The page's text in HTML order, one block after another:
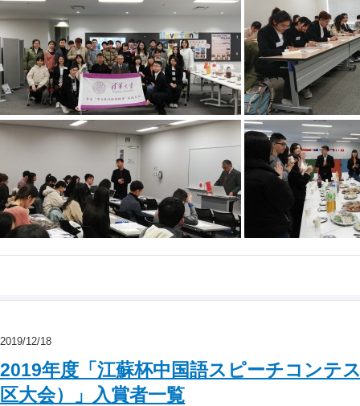
2019/12/18
2019年度「江蘇杯中国語スピーチコンテ
区大会）」入賞者一覧